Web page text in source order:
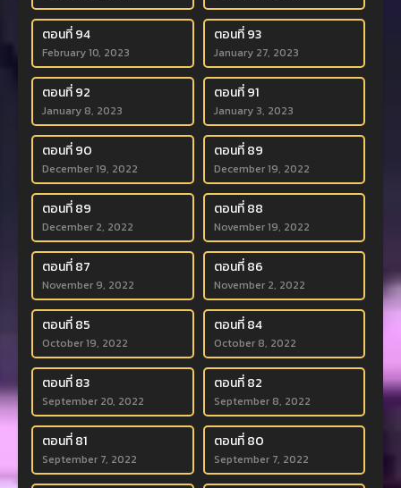
ตอนที่ 94
February 10, 2023
ตอนที่ 93
January 27, 2023
ตอนที่ 92
January 8, 2023
ตอนที่ 91
January 3, 2023
ตอนที่ 90
December 19, 2022
ตอนที่ 89
December 19, 2022
ตอนที่ 89
December 2, 2022
ตอนที่ 88
November 19, 2022
ตอนที่ 87
November 9, 2022
ตอนที่ 86
November 2, 2022
ตอนที่ 85
October 19, 2022
ตอนที่ 84
October 8, 2022
ตอนที่ 83
September 20, 2022
ตอนที่ 82
September 8, 2022
ตอนที่ 81
September 7, 2022
ตอนที่ 80
September 7, 2022